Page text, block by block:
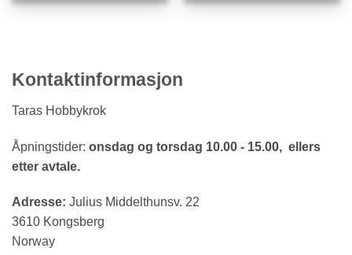
Kontaktinformasjon
Taras Hobbykrok
Åpningstider: onsdag og torsdag 10.00 - 15.00, ellers
etter avtale.
Adresse: Julius Middelthunsv. 22
3610 Kongsberg
Norway